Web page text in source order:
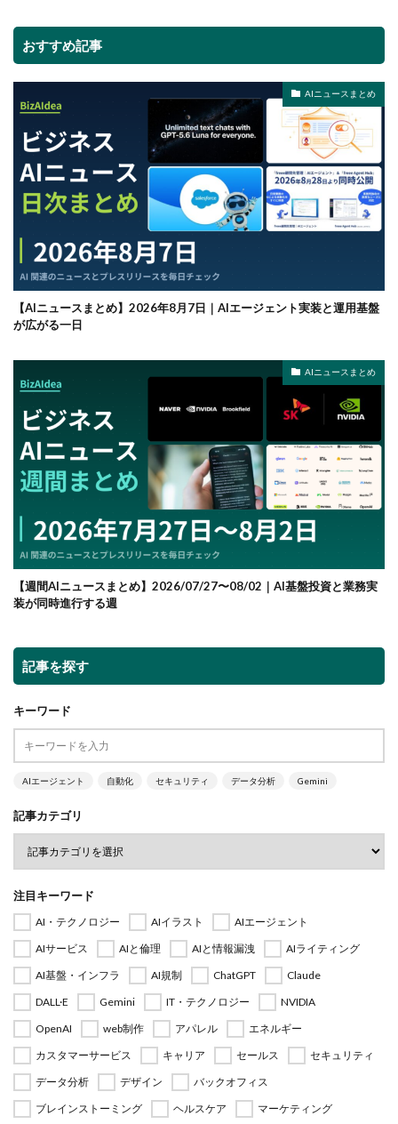
おすすめ記事
AIニュースまとめ
【AIニュースまとめ】2026年8月7日｜AIエージェント実装と運用基盤
が広がる一日
AIニュースまとめ
【週間AIニュースまとめ】2026/07/27〜08/02｜AI基盤投資と業務実
装が同時進行する週
記事を探す
キーワード
AIエージェント 自動化 セキュリティ データ分析 Gemini
記事カテゴリ
注目キーワード
AI・テクノロジー AIイラスト
AIエージェント
AIサービス
AIと倫理 AIと情報漏洩
AIライティング
AI基盤・インフラ
AI規制 ChatGPT
Claude
DALL·E
Gemini IT・テクノロジー
NVIDIA
OpenAI
web制作 アパレル
エネルギー
カスタマーサービス
キャリア セールス
セキュリティ
データ分析
デザイン
バックオフィス
ブレインストーミング
ヘルスケア マーケティング